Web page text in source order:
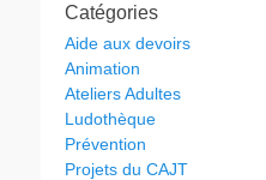
Catégories
Aide aux devoirs
Animation
Ateliers Adultes
Ludothèque
Prévention
Projets du CAJT